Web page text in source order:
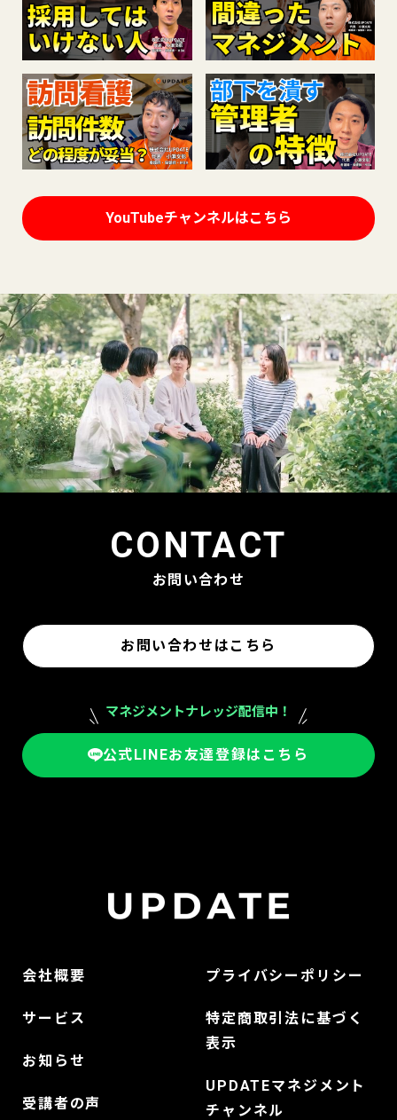
YouTubeチャンネルはこちら
CONTACT
お問い合わせ
お問い合わせはこちら
マネジメントナレッジ配信中！
公式LINEお友達登録はこちら
会社概要
サービス
お知らせ
受講者の声
プライバシーポリシー
特定商取引法に基づく
表示
UPDATEマネジメント
チャンネル